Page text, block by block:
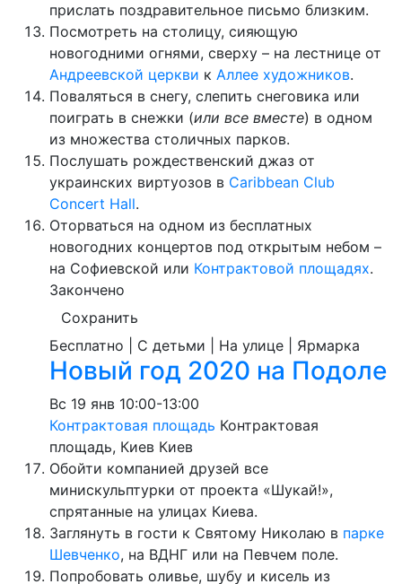
прислать поздравительное письмо близким.
Посмотреть на столицу, сияющую
новогодними огнями, сверху – на лестнице от
Андреевской церкви к Аллее художников.
Поваляться в снегу, слепить снеговика или
поиграть в снежки (или все вместе) в одном
из множества столичных парков.
Послушать рождественский джаз от
украинских виртуозов в Caribbean Club
Concert Hall.
Оторваться на одном из бесплатных
новогодних концертов под открытым небом –
на Софиевской или Контрактовой площадях.
Закончено
Сохранить
Бесплатно | С детьми | На улице | Ярмарка
Новый год 2020 на Подоле
Вс 19 янв 10:00-13:00
Контрактовая площадь Контрактовая
площадь, Киев Киев
Обойти компанией друзей все
минискульптурки от проекта «Шукай!»,
спрятанные на улицах Киева.
Заглянуть в гости к Святому Николаю в парке
Шевченко, на ВДНГ или на Певчем поле.
Попробовать оливье, шубу и кисель из